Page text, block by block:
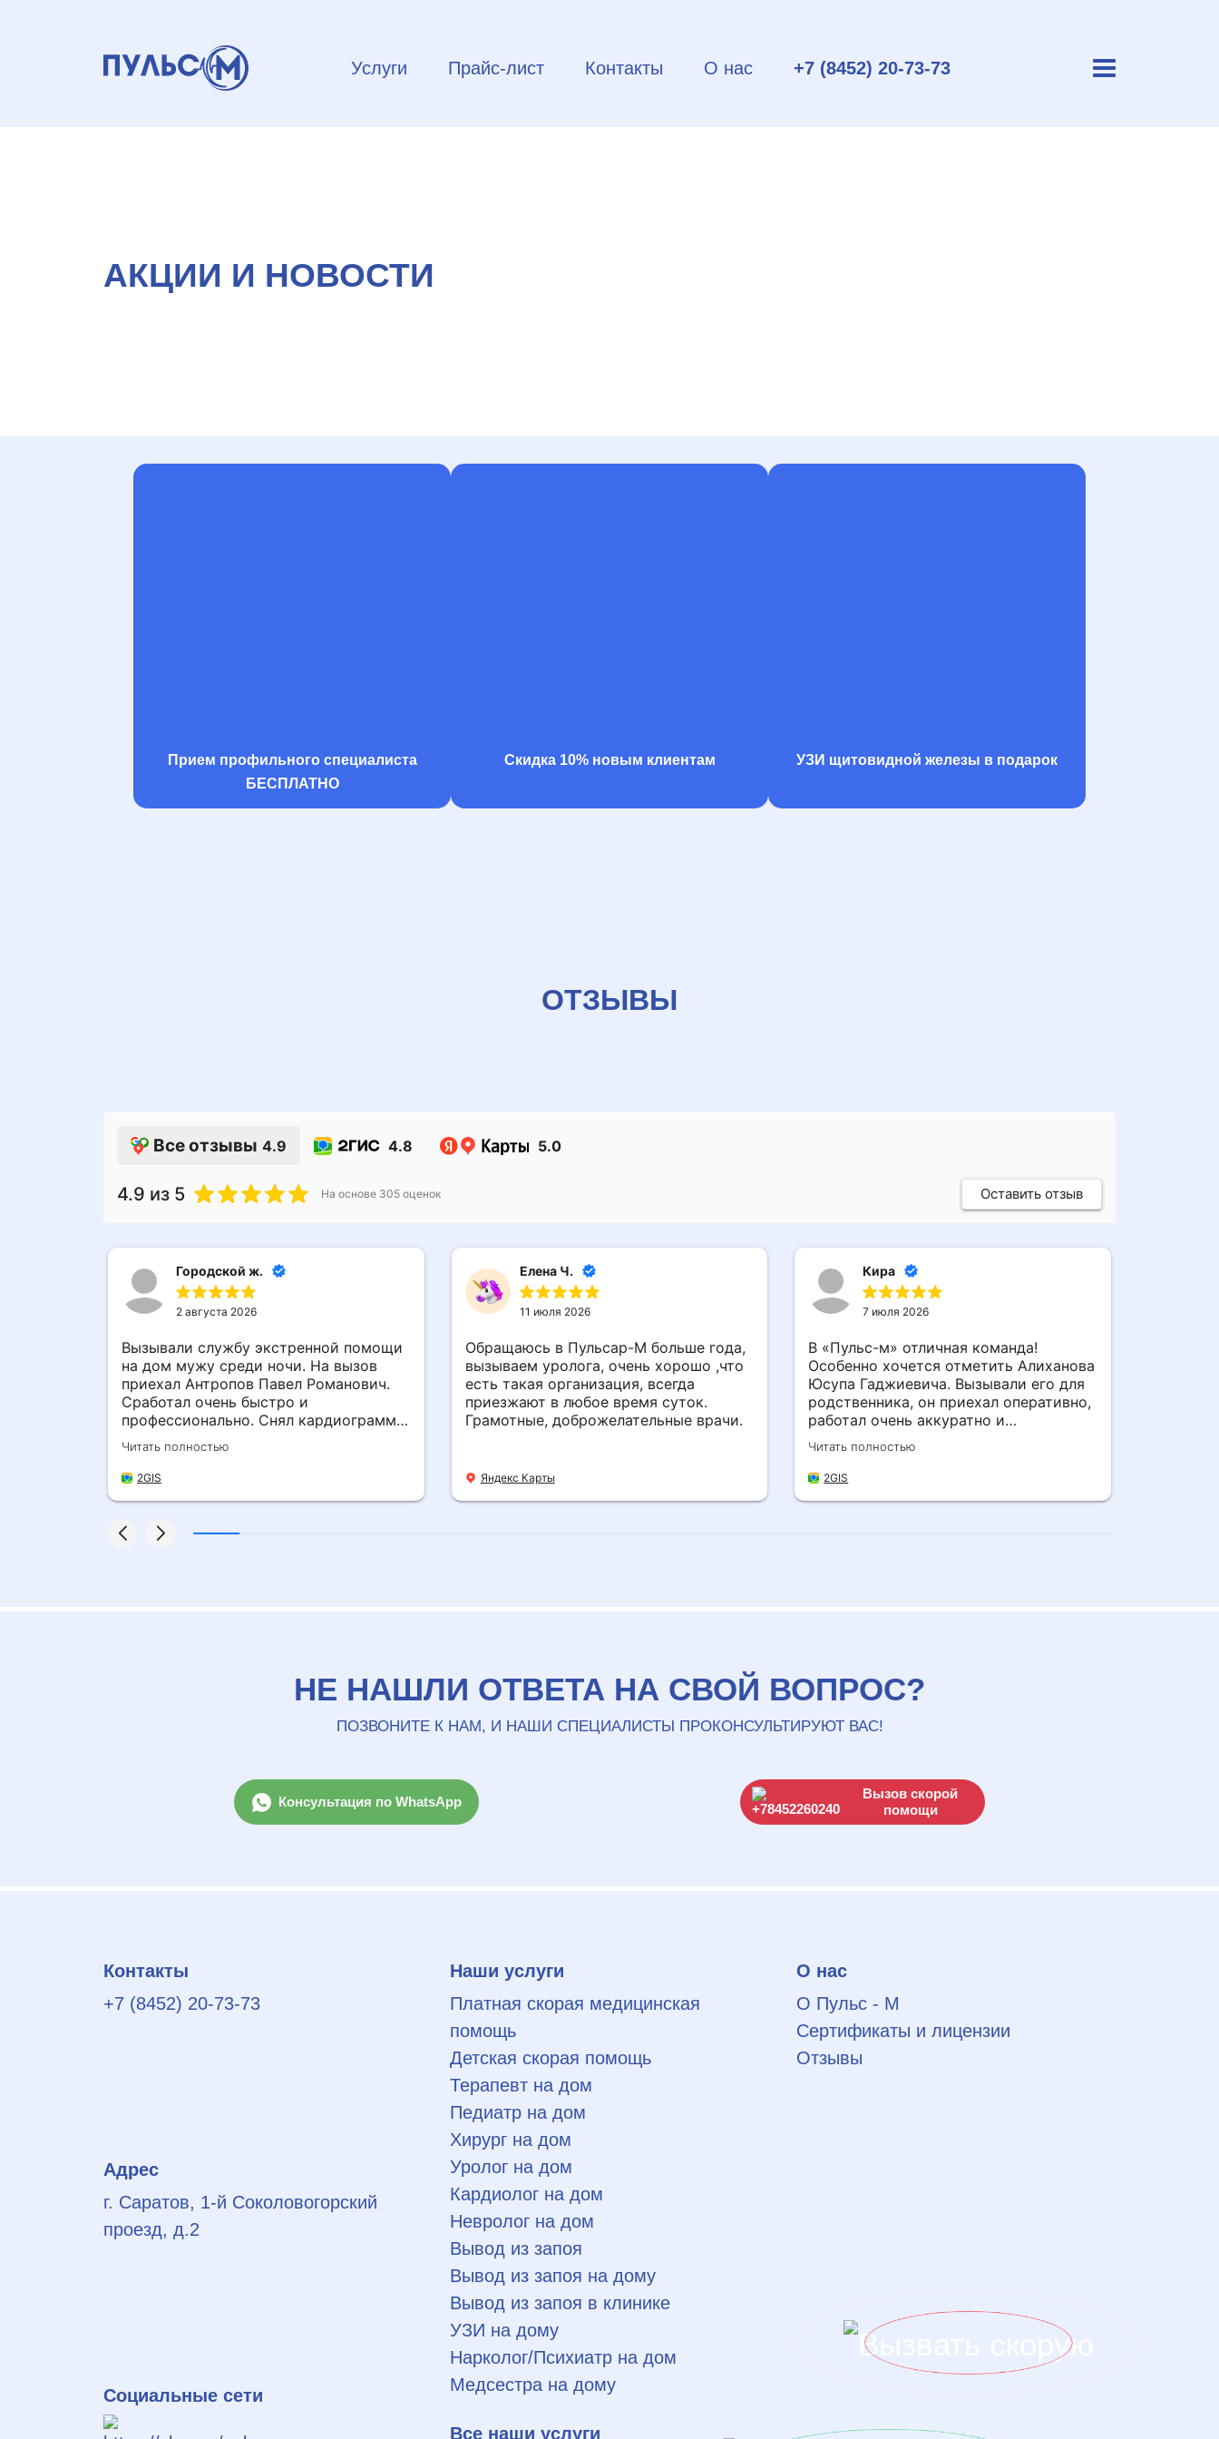
Услуги Прайс-лист Контакты О нас +7 (8452) 20-73-73
АКЦИИ И НОВОСТИ
Прием профильного специалиста
БЕСПЛАТНО
Скидка 10% новым клиентам УЗИ щитовидной железы в подарок
ОТЗЫВЫ
Все отзывы 4.9 4.8 5.0
4.9 из 5 На основе 305 оценок Оставить отзыв
Городской ж.
2 августа 2026
Вызывали службу экстренной помощи
на дом мужу среди ночи. На вызов
приехал Антропов Павел Романович.
Сработал очень быстро и
профессионально. Снял кардиограмму
перед капельницей, во время
процедуры не отходил от мужа, пока
тому не стало легче. Огромное
Читать полностью
2GIS
Елена Ч.
11 июля 2026
Обращаюсь в Пульсар-М больше года,
вызываем уролога, очень хорошо ,что
есть такая организация, всегда
приезжают в любое время суток.
Грамотные, доброжелательные врачи.
Яндекс Карты
Кира
7 июля 2026
В «Пульс-м» отличная команда!
Особенно хочется отметить Алиханова
Юсупа Гаджиевича. Вызывали его для
родственника, он приехал оперативно,
работал очень аккуратно и
профессионально. Спасибо за помощь!
Читать полностью
2GIS
НЕ НАШЛИ ОТВЕТА НА СВОЙ ВОПРОС?
ПОЗВОНИТЕ К НАМ, И НАШИ СПЕЦИАЛИСТЫ ПРОКОНСУЛЬТИРУЮТ ВАС!
Консультация по WhatsApp
Вызов скорой
помощи
Контакты
+7 (8452) 20-73-73
Адрес
г. Саратов, 1-й Соколовогорский
проезд, д.2
Социальные сети
Наши услуги
Платная скорая медицинская
помощь
Детская скорая помощь
Терапевт на дом
Педиатр на дом
Хирург на дом
Уролог на дом
Кардиолог на дом
Невролог на дом
Вывод из запоя
Вывод из запоя на дому
Вывод из запоя в клинике
УЗИ на дому
Нарколог/Психиатр на дом
Медсестра на дому
Все наши услуги
О нас
О Пульс - М
Сертификаты и лицензии
Отзывы